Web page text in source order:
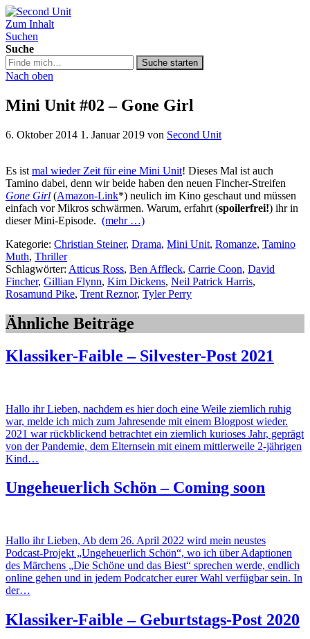
Second Unit
Zum Inhalt
Suchen
Suche
Suche
in
podcast.de/
Suche starten
Nach oben
Mini Unit #02 – Gone Girl
6. Oktober 2014 1. Januar 2019 von Second Unit
Es ist mal wieder Zeit für eine Mini Unit! Dieses Mal ist auch
Tamino dabei, denn wir beide haben den neuen Fincher-Streifen
Gone Girl (Amazon-Link*) neulich im Kino geschaut und müssen
einfach vor Mikros schwärmen. Warum, erfahrt (spoilerfrei!) ihr in
dieser Mini-Episode. (mehr …)
Kategorie: Christian Steiner, Drama, Mini Unit, Romanze, Tamino
Muth, Thriller
Schlagwörter: Atticus Ross, Ben Affleck, Carrie Coon, David
Fincher, Gillian Flynn, Kim Dickens, Neil Patrick Harris,
Rosamund Pike, Trent Reznor, Tyler Perry
Ähnliche Beiträge
Klassiker-Faible – Silvester-Post 2021
Hallo ihr Lieben, nachdem es hier doch eine Weile ziemlich ruhig
war, melde ich mich zum Jahresende mit einem Blogpost wieder.
2021 war rückblickend betrachtet ein ziemlich kurioses Jahr, geprägt
von der Pandemie, dem Elternsein mit einem mittlerweile 2-jährigen
Kind…
Ungeheuerlich Schön – Coming soon
Hallo ihr Lieben, Ab dem 26. April 2022 wird mein neustes
Podcast-Projekt „Ungeheuerlich Schön“, wo ich über Adaptionen
des Märchens „Die Schöne und das Biest“ sprechen werde, endlich
online gehen und in jedem Podcatcher eurer Wahl verfügbar sein. In
der…
Klassiker-Faible – Geburtstags-Post 2020